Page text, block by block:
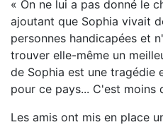
« On ne lui a pas donné le
ajoutant que Sophia vivait
personnes handicapées et
trouver elle-même un
de Sophia est une tragédie
pour ce pays... C'est
Les amis ont mis en place